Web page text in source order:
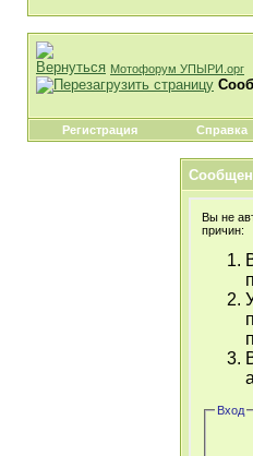
Мотофорум УПЫРИ.орг
Регистрация Справка
Вы не
причин:
Вход